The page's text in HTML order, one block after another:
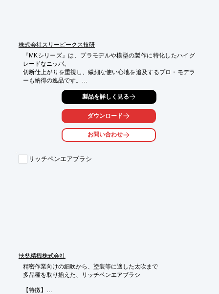
株式会社スリーピークス技研
『MKシリーズ』は、プラモデルや模型の製作に特化したハイグ
レードなニッパ。
切断仕上がりを重視し、繊細な使い心地を追及するプロ・モデラ
ーも納得の逸品です。
「MK-01」は特に真鍮・銅線、繊細な仕上がりを求める細線の作
「MK-02」はプラモデル製作等、仕上がり重視の作業にオススメ
■刃角度を従来の15°から7°へ
■軽さ、重心、握り心地、バネ、全てのバランスが良い
製品を詳しく見る
ダウンロード
お問い合わせ
リッチペンエアブラシ
扶桑精機株式会社
精密作業向けの細吹から、塗装等に適した太吹まで
多品種を取り揃えた、リッチペンエアブラシ
【特徴】